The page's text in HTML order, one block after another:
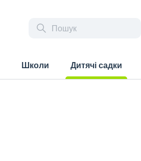
Школи
Дитячі садки